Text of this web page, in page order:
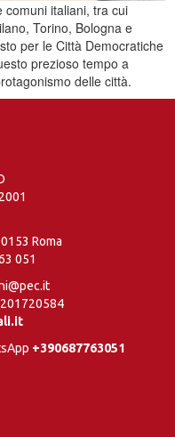
comuni italiani, tra cui
Torino, Bologna e
per le Città Democratiche
prezioso tempo a
delle città.
Roma
051
+390687763051